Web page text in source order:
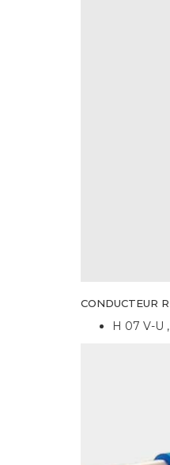
CONDUCTEUR
H 07 V-U